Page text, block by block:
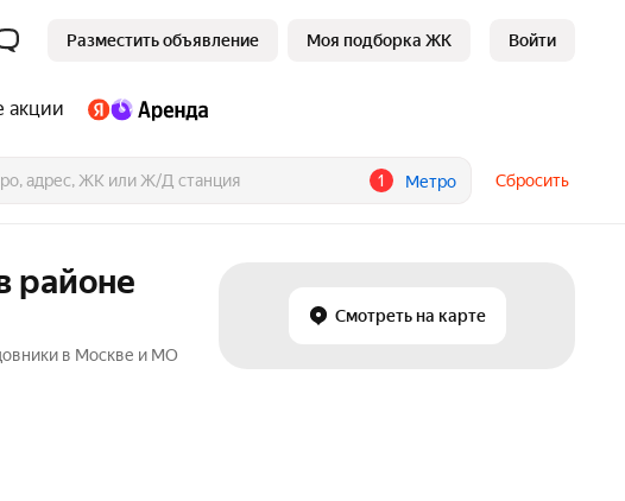
Разместить объявление Моя подборка ЖК Войти
акции
1 Метро Сбросить
районе
в Москве и МО
Смотреть на карте